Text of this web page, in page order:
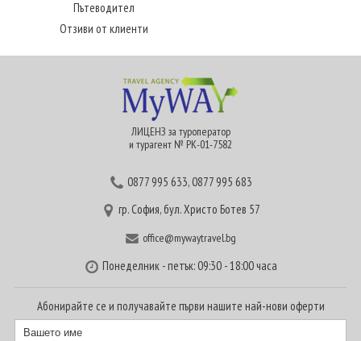
Пътеводител
Отзиви от клиенти
ЛИЦЕНЗ за туроператор
и турагент № РК-01-7582
0877 995 633,0877 995 683
гр. София, бул. Христо Ботев 57
office@mywaytravel.bg
Понеделник - петък: 09:30 - 18:00 часа
Абонирайте се и получавайте първи нашите най-нови оферти